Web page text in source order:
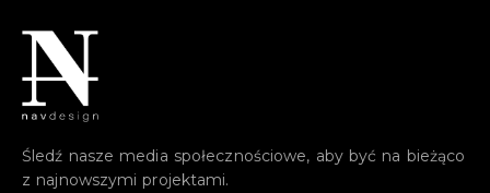
Śledź nasze media społecznościowe, aby być na bieżąco
z najnowszymi projektami.